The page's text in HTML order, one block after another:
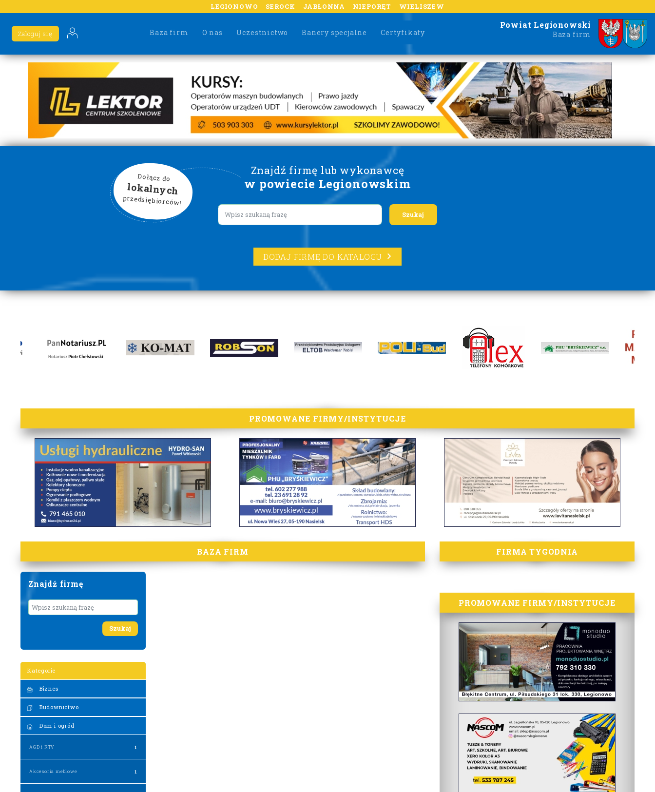
LEGIONOWO SEROCK JABŁONNA NIEPORĘT WIELISZEW
Baza firm O nas Uczestnictwo Banery specjalne Certyfikaty
Zaloguj się
Powiat Legionowski
Baza firm
Znajdź firmę lub wykonawcę
w powiecie Legionowskim
Dołącz do
lokalnych
przedsiębiorców!
Lorem ipsum
DODAJ FIRMĘ DO KATALOGU
lorem ipsum
PROMOWANE FIRMY/INSTYTUCJE
BAZA FIRM
Znajdź firmę
Wyszukaj
Kategorie
Biznes
Budownictwo
Dom i ogród
AGD i RTV 1
Akcesoria meblowe 1
FIRMA TYGODNIA
PROMOWANE FIRMY/INSTYTUCJE